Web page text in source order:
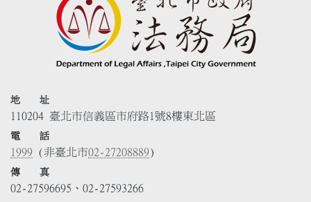
地 址
110204 臺北市信義區市府路1號8樓東北區
電 話
1999 (非臺北市02-27208889)
傳 真
02-27596695、02-27593266